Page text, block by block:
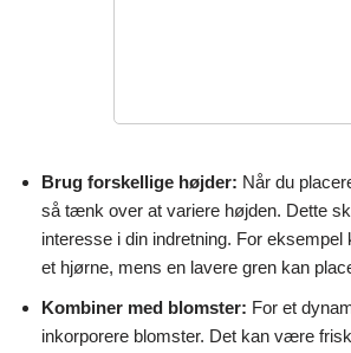
Brug forskellige højder: Når du
så tænk over at variere højden. Dette
interesse i din indretning. For eksempel
et hjørne, mens en lavere gren kan
Kombiner med blomster: For et
inkorporere blomster. Det kan være